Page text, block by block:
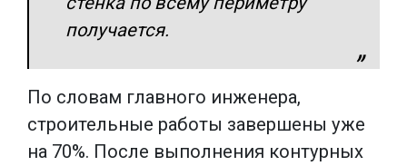
получается.
По словам главного инженера,
строительные работы завершены уже
на 70%. После выполнения контурных